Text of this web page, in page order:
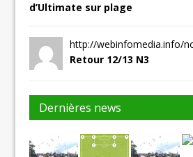
d’Ultimate sur plage
http://webinfomedia.info/
Retour 12/13 N3
Dernières news